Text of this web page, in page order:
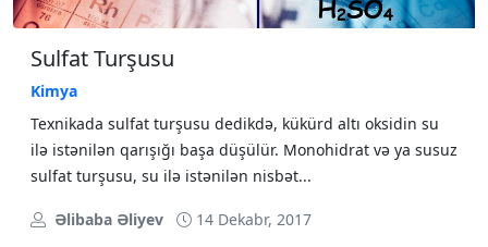
Sulfat Turşusu
Kimya
Texnikada sulfat turşusu dedikdə, kükürd altı oksidin su
ilə istənilən qarışığı başa düşülür. Monohidrat və ya susuz
sulfat turşusu, su ilə istənilən nisbət...
Əlibaba Əliyev 14 Dekabr, 2017